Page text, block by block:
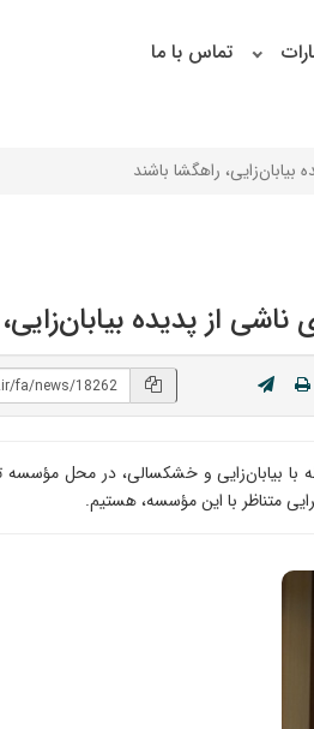
تماس با ما
راهگشا باشند
از پدیده
بیابان‌زایی و خشکسالی، در محل مؤسسه
متناظر با این مؤسسه، هستیم.